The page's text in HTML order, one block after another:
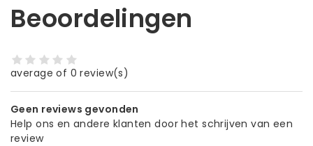
Beoordelingen
average of 0 review(s)
Geen reviews gevonden
Help ons en andere klanten door het schrijven van een
review